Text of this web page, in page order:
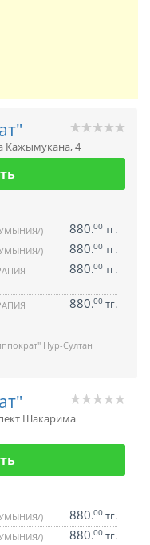
Кажымукана, 4
) 880.00 тг.
) 880.00 тг.
880.00 тг.
880.00 тг.
Нур-Султан
Шакарима
) 880.00 тг.
) 880.00 тг.